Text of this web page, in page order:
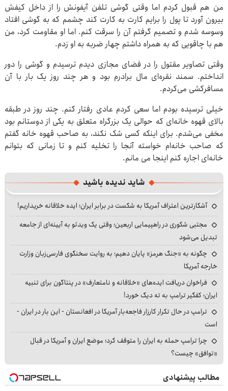
من هم قبول کردم اما وقتی گوشی تلفن آیفونش را از داخل کیفش
بیرون آورد تا پول را برایم کارت به کارت کند چشمم که به گوشی افتاد
وسوسه شدم و تصمیم گرفتم آن را سرقت کنم. اما او مقاومت کرد، من
هم با چاقویی که به همراه داشتم چهار ضربه به او زدم.
وقتی تصاویر مقتول را در فضای مجازی دیدم ترسیدم و گوشی را دور
انداختم. سمند نقره‌ای مال برادرم بود و هر چند روز یک بار با آن
مسافرکشی می‌کردم.
خیلی ترسیده بودم اما سعی کردم عادی رفتار کنم. چند روز در طبقه
بالای قهوه خانه‌ای که حوالی یک بزرگراه متعلق به یکی از دوستانم بود
مخفی می‌شدم. برای اینکه کسی شک نکند، به صاحب قهوه خانه گفتم
که صاحب خانه‌ام خواسته آنجا را تخلیه کنم و تا زمانی که بتوانم
خانه‌ای اجاره کنم اینجا می مانم.
شاید ندیده باشید
آشکارترین اعتراف آمریکا به شکست در برابر ایران؛ ایده خلاقانه خریداریم!
مجتبی شکوری در راهپیمایی اربعین؛ وقتی یک ویدئو به آیینه‌ای از جامعه
تبدیل می‌شود
چگونه به «جنگ هرمز» پایان دهیم؛ به روایت سخنگوی فارسی‌زبان وزارت
خارجه آمریکا
فراخوان دریافت ایده‌های «خلاقانه و نامتعارف» در پنتاگون برای تنبیه
ایران؛ کفگیر ترامپ به ته دیگ خورد!
ترامپ در حال تکرار کارزار فاجعه‌بار آمریکا در افغانستان - این بار در ایران -
است
چرا ترامپ حمله به ایران را متوقف کرد؛ موضع ایران و آمریکا در قبال
«توافق» چیست؟
مطالب پیشنهادی